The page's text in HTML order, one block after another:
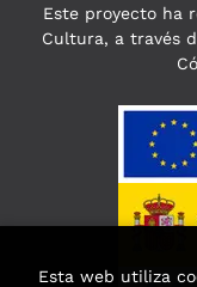
Este proyecto ha
Cultura, a través
Esta web utiliza